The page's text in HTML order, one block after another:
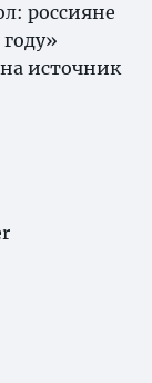
россияне
источник